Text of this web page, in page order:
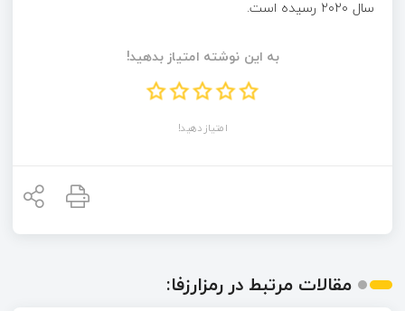
سال ۲۰۲۰ رسیده است.
به این نوشته امتیاز بدهید!
امتیاز دهید!
مقالات مرتبط در رمزارزفا: